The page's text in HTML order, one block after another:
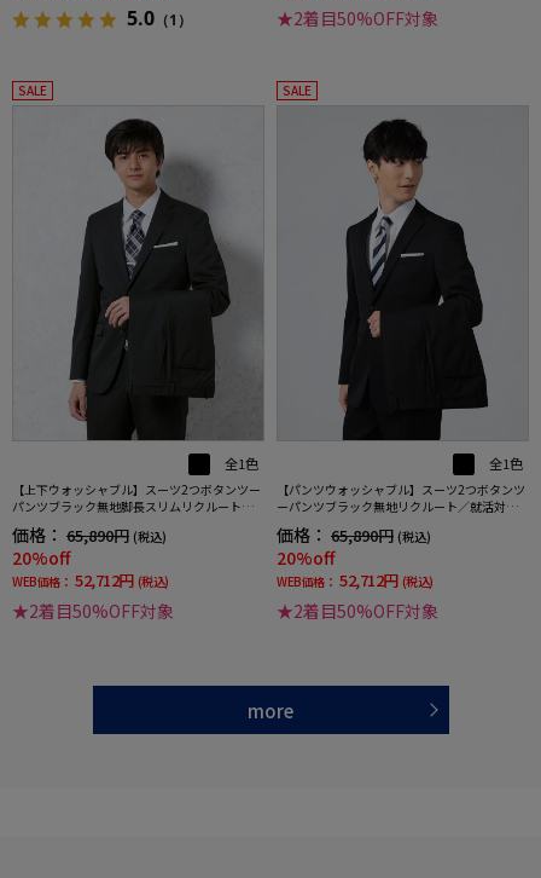
5.0 （1） ★2着目50%OFF対象
SALE
全1色
【上下ウォッシャブル】スーツ2つボタンツー
パンツブラック無地脚長スリムリクルート／
ムデザイン】
価格： 65,890円 (税込)
20%off
WEB価格： 52,712円 (税込)
★2着目50%OFF対象
SALE
全1色
【パンツウォッシャブル】スーツ2つボタンツ
ーパンツブラック無地リクルート／就活対応R
ン】
価格： 65,890円 (税込)
20%off
WEB価格： 52,712円 (税込)
★2着目50%OFF対象
more